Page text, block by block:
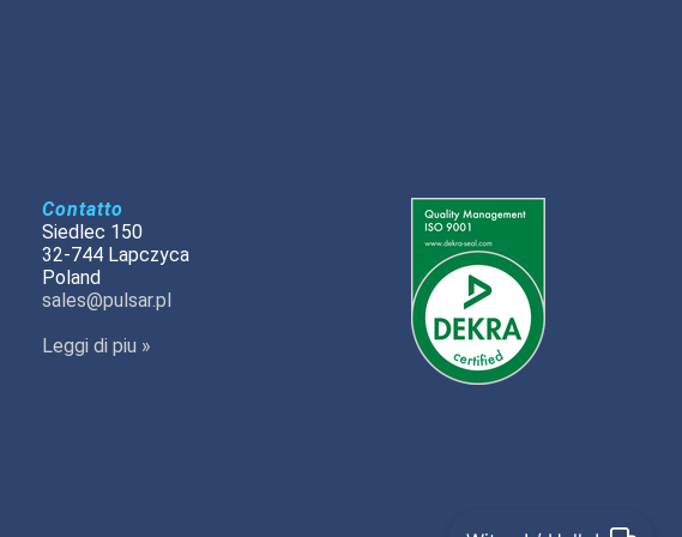
Contatto
Siedlec 150
32-744 Lapczyca
Poland
sales@pulsar.pl
Leggi di piu »